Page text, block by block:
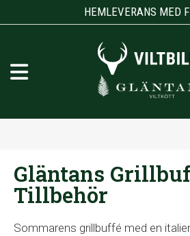
HEMLEVERANS MED
Gläntans
Tillbehör
Sommarens grillbuffé med en